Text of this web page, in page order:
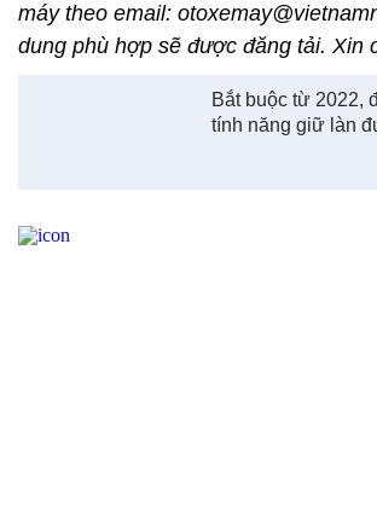
máy theo email:
dung phù hợp sẽ được đăng tải. Xin
Bắt buộc từ 2022,
tính năng giữ làn